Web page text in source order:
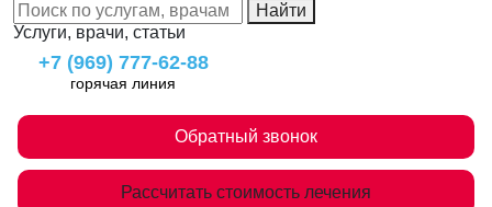
Найти
Услуги, врачи, статьи
+7 (969) 777-62-88
горячая линия
Обратный звонок
Рассчитать стоимость лечения